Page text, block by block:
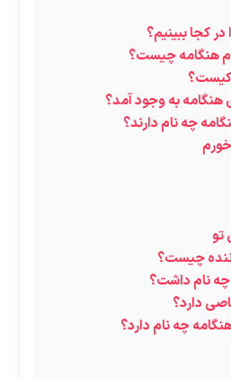
کجا ببینیم؟
هنگامه چیست؟
کیست؟
هنگامه به وجود آمد؟
چه نام دارند؟
تو
چیست؟
چه نام داشت؟
دارد؟
چه نام دارد؟